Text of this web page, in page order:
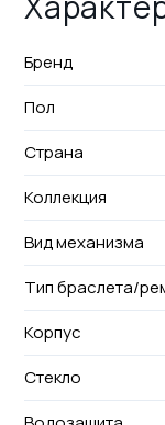
Бренд
Пол
Страна
Коллекция
Вид механизма
Тип браслета/
Корпус
Стекло